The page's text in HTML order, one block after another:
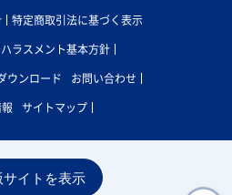
特定商取引法に基づく表示
ラスメント基本方針
ウンロード
お問い合わせ
サイトマップ
サイトを表示